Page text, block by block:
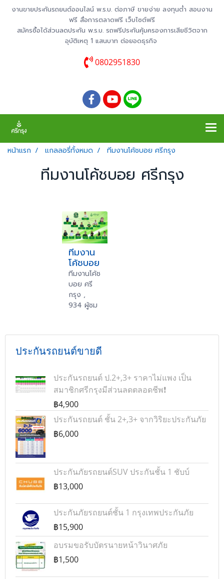
งานขายประกันรถยนต์ออนไลน์ พ.ร.บ. ต่อภาษี ขายง่าย ลงทุนต่ำ สอนงาน
ฟรี สื่อการตลาดฟรี เว็บไซต์ฟรี
สมัครซื้อได้ส่วนลดประกัน พ.ร.บ. รถฟรีประกันคุ้มครองการเสียชีวิตจาก
อุบัติเหตุ 1 แสนบาท ต่อยอดธุรกิจ
0802951830
หน้าแรก แกลลอรี่ทั้งหมด ทีมงานโค้ชบอย ศรีกรุง
ทีมงานโค้ชบอย ศรีกรุง
ทีมงาน
โค้ชบอย
ทีมงานโค้ช
บอย ศรี
กรุง ,
934 ผู้ชม
ประกันรถยนต์ขายดี
ประกันรถยนต์ ป.2+,3+ ราคาไม่แพง เป็น
สมาชิกศรีกรุงมีส่วนลดตลอดชีพ❗
฿4,900
ประกันรถยนต์ ชั้น 2+,3+ จากวิริยะประกันภัย
฿6,000
ประกันภัยรถยนต์SUV ประกันชั้น 1 ชับบ์
฿13,000
ประกันภัยรถยนต์ชั้น 1 กรุงเทพประกันภัย
฿15,900
อบรมขอรับบัตรนายหน้าวินาศภัย
฿1,500